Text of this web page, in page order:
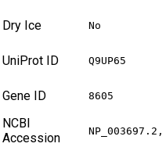
Dry Ice No
UniProt ID Q9UP65
Gene ID 8605
NCBI
Accession